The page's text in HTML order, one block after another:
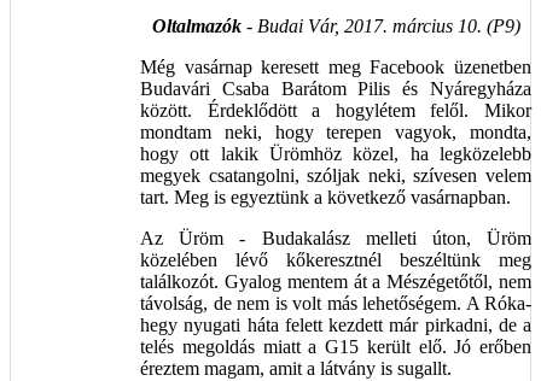
Oltalmazók- Budai Vár, 2017. március 10. (P9)
Még vasárnap keresett meg Facebook üzenetben
Budavári Csaba Barátom Pilis és Nyáregyháza
között. Érdeklődött a hogylétem felől. Mikor
mondtam neki, hogy terepen vagyok, mondta,
hogy ott lakik Ürömhöz közel, ha legközelebb
megyek csatangolni, szóljak neki, szívesen velem
tart. Meg is egyeztünk a következő vasárnapban.
Az Üröm - Budakalász melleti úton, Üröm
közelében lévő kőkeresztnél beszéltünk meg
találkozót. Gyalog mentem át a Mészégetőtől, nem
távolság, de nem is volt más lehetőségem. A Róka-
hegy nyugati háta felett kezdett már pirkadni, de a
telés megoldás miatt a G15 került elő. Jó erőben
éreztem magam, amit a látvány is sugallt.